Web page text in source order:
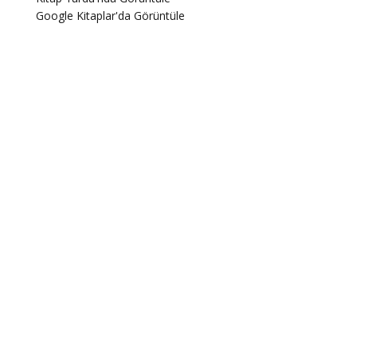
Google Kitaplar'da Görüntüle